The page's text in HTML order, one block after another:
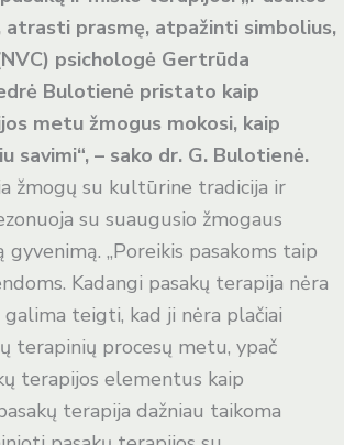
prasmę, atpažinti simbolius,
psichologė Gertrūda
Bulotienė pristato kaip
metu žmogus mokosi, kaip
savimi“, – sako dr. G. Bulotienė.
žmogų su kultūrine tradicija ir
su suaugusio žmogaus
„Poreikis pasakoms taip
Kadangi pasakų terapija nėra
galima teigti, kad ji nėra plačiai
terapinių procesų metu, ypač
terapijos elementus kaip
terapija dažniau taikoma